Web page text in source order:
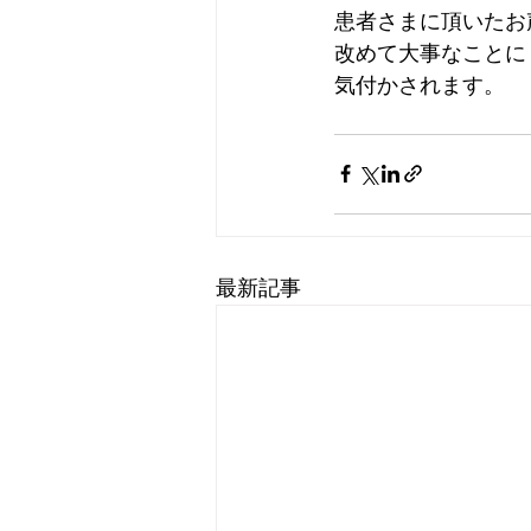
患者さまに頂いた
改めて大事なことに
気付かされます。
最新記事